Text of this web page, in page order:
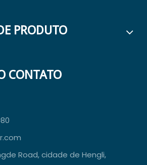
PRODUTO
CONTATO
Road, cidade de Hengli,